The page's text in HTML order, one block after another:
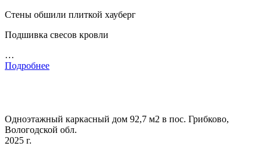
Стены обшили плиткой хауберг
Подшивка свесов кровли
…
Подробнее
Одноэтажный каркасный дом 92,7 м2 в пос. Грибково,
Вологодской обл.
2025 г.